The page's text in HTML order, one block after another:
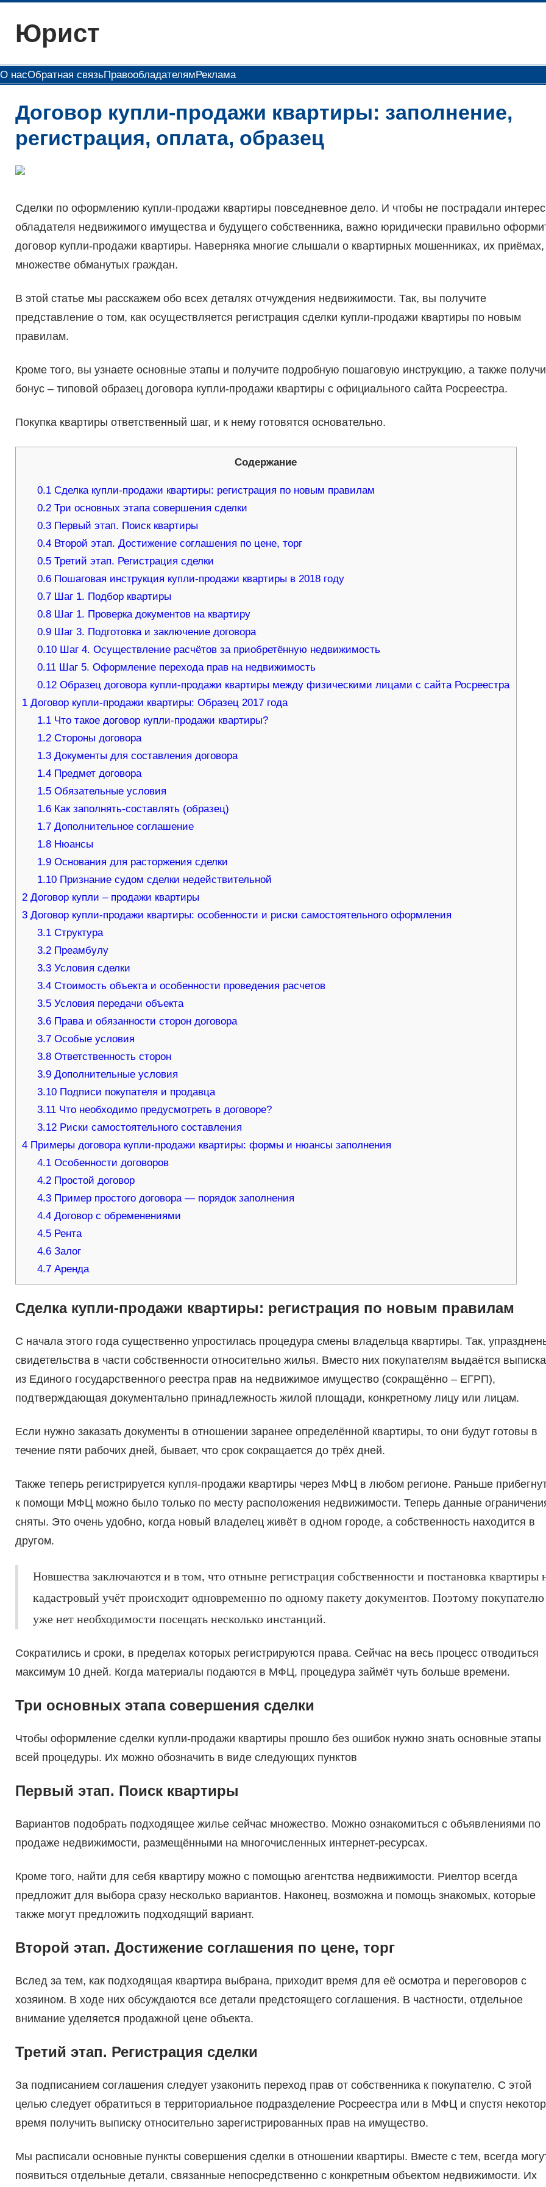
содержимому
Юрист
О насОбратная связьПравообладателямРеклама
Договор купли-продажи квартиры: заполнение,
регистрация, оплата, образец
Сделки по оформлению купли-продажи квартиры повседневное дело. И чтобы не пострадали
обладателя недвижимого имущества и будущего собственника, важно юридически правильно
договор купли-продажи квартиры. Наверняка многие слышали о квартирных мошенниках, их
множестве обманутых граждан.
В этой статье мы расскажем обо всех деталях отчуждения недвижимости. Так, вы получите
представление о том, как осуществляется регистрация сделки купли-продажи квартиры по новым
правилам.
Кроме того, вы узнаете основные этапы и получите подробную пошаговую инструкцию, а также
бонус – типовой образец договора купли-продажи квартиры с официального сайта Росреестра.
Покупка квартиры ответственный шаг, и к нему готовятся основательно.
Содержание
0.1 Сделка купли-продажи квартиры: регистрация по новым правилам
0.2 Три основных этапа совершения сделки
0.3 Первый этап. Поиск квартиры
0.4 Второй этап. Достижение соглашения по цене, торг
0.5 Третий этап. Регистрация сделки
0.6 Пошаговая инструкция купли-продажи квартиры в 2018 году
0.7 Шаг 1. Подбор квартиры
0.8 Шаг 1. Проверка документов на квартиру
0.9 Шаг 3. Подготовка и заключение договора
0.10 Шаг 4. Осуществление расчётов за приобретённую недвижимость
0.11 Шаг 5. Оформление перехода прав на недвижимость
0.12 Образец договора купли-продажи квартиры между физическими лицами с сайта Росреестра
1Договор купли-продажи квартиры: Образец 2017 года
1.1 Что такое договор купли-продажи квартиры?
1.2 Стороны договора
1.3 Документы для составления договора
1.4 Предмет договора
1.5 Обязательные условия
1.6 Как заполнять-составлять (образец)
1.7 Дополнительное соглашение
1.8 Нюансы
1.9 Основания для расторжения сделки
1.10 Признание судом сделки недействительной
2Договор купли – продажи квартиры
3Договор купли-продажи квартиры: особенности и риски самостоятельного оформления
3.1 Структура
3.2 Преамбулу
3.3 Условия сделки
3.4 Стоимость объекта и особенности проведения расчетов
3.5 Условия передачи объекта
3.6 Права и обязанности сторон договора
3.7 Особые условия
3.8 Ответственность сторон
3.9 Дополнительные условия
3.10 Подписи покупателя и продавца
3.11 Что необходимо предусмотреть в договоре?
3.12 Риски самостоятельного составления
4Примеры договора купли-продажи квартиры: формы и нюансы заполнения
4.1 Особенности договоров
4.2 Простой договор
4.3 Пример простого договора — порядок заполнения
4.4 Договор с обременениями
4.5 Рента
4.6 Залог
4.7 Аренда
Сделка купли-продажи квартиры: регистрация по новым правилам
С начала этого года существенно упростилась процедура смены владельца квартиры. Так,
свидетельства в части собственности относительно жилья. Вместо них покупателям выдаётся выписка
из Единого государственного реестра прав на недвижимое имущество (сокращённо – ЕГРП),
подтверждающая документально принадлежность жилой площади, конкретному лицу или лицам.
Если нужно заказать документы в отношении заранее определённой квартиры, то они будут готовы в
течение пяти рабочих дней, бывает, что срок сокращается до трёх дней.
Также теперь регистрируется купля-продажи квартиры через МФЦ в любом регионе. Раньше
к помощи МФЦ можно было только по месту расположения недвижимости. Теперь данные
сняты. Это очень удобно, когда новый владелец живёт в одном городе, а собственность находится в
другом.
Новшества заключаются и в том, что отныне регистрация собственности и постановка квартиры
кадастровый учёт происходит одновременно по одному пакету документов. Поэтому покупателю
уже нет необходимости посещать несколько инстанций.
Сократились и сроки, в пределах которых регистрируются права. Сейчас на весь процесс отводиться
максимум 10 дней. Когда материалы подаются в МФЦ, процедура займёт чуть больше времени.
Три основных этапа совершения сделки
Чтобы оформление сделки купли-продажи квартиры прошло без ошибок нужно знать основные этапы
всей процедуры. Их можно обозначить в виде следующих пунктов
Первый этап. Поиск квартиры
Вариантов подобрать подходящее жилье сейчас множество. Можно ознакомиться с объявлениями по
продаже недвижимости, размещёнными на многочисленных интернет-ресурсах.
Кроме того, найти для себя квартиру можно с помощью агентства недвижимости. Риелтор всегда
предложит для выбора сразу несколько вариантов. Наконец, возможна и помощь знакомых, которые
также могут предложить подходящий вариант.
Второй этап. Достижение соглашения по цене, торг
Вслед за тем, как подходящая квартира выбрана, приходит время для её осмотра и переговоров с
хозяином. В ходе них обсуждаются все детали предстоящего соглашения. В частности, отдельное
внимание уделяется продажной цене объекта.
Третий этап. Регистрация сделки
За подписанием соглашения следует узаконить переход прав от собственника к покупателю. С этой
целью следует обратиться в территориальное подразделение Росреестра или в МФЦ и спустя
время получить выписку относительно зарегистрированных прав на имущество.
Мы расписали основные пункты совершения сделки в отношении квартиры. Вместе с тем, всегда
появиться отдельные детали, связанные непосредственно с конкретным объектом недвижимости. Их